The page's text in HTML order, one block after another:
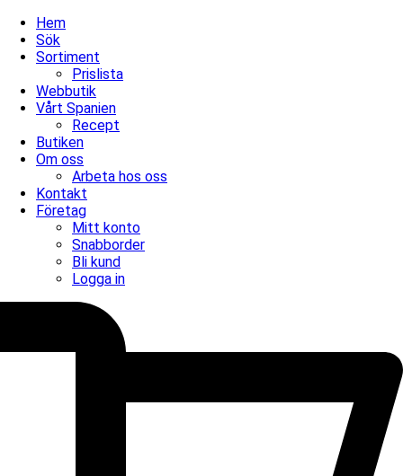
Hem
Sök
Sortiment
Prislista
Webbutik
Vårt Spanien
Recept
Butiken
Om oss
Arbeta hos oss
Kontakt
Företag
Mitt konto
Snabborder
Bli kund
Logga in